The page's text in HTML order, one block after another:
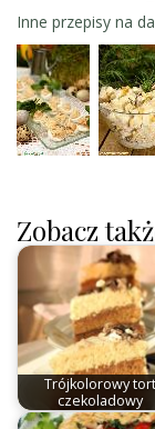
Inne przepisy na
Zobacz
Trójkolorowy tort
czekoladowy